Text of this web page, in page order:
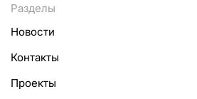
Разделы
Новости
Контакты
Проекты